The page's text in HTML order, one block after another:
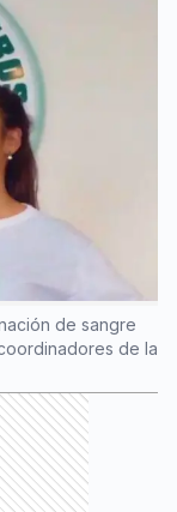
de sangre
de la